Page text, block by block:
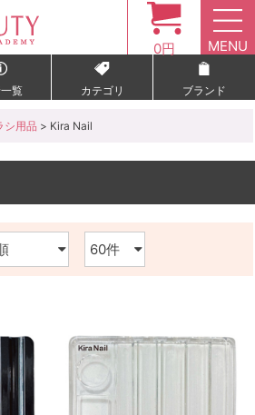
0円 MENU
覧 カテゴリ ブランド
シ用品 > Kira Nail